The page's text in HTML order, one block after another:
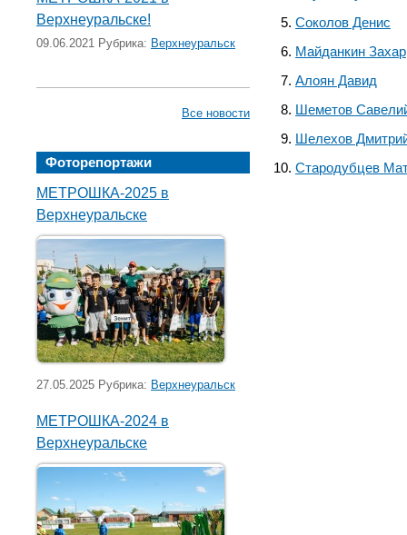
Верхнеуральске!
09.06.2021 Рубрика: Верхнеуральск
Все новости
Фоторепортажи
МЕТРОШКА-2025 в
Верхнеуральске
27.05.2025 Рубрика: Верхнеуральск
МЕТРОШКА-2024 в
Верхнеуральске
Соколов Денис
Майданкин Захар
Алоян Давид
Шеметов
Шелехов
Стародубцев